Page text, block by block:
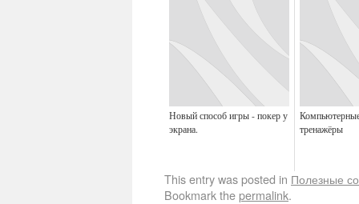
Новый способ игры - покер у
экрана.
тренажёры
This entry was posted in Полезные
Bookmark thepermalink.